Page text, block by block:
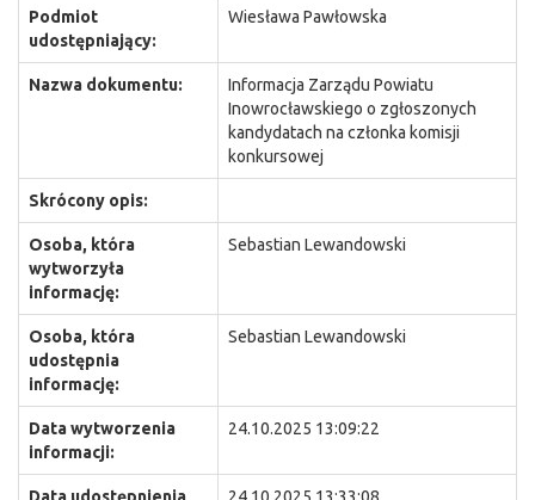
Podmiot
udostępniający:
Wiesława Pawłowska
Nazwa dokumentu:
Informacja Zarządu Powiatu
Inowrocławskiego o zgłoszonych
kandydatach na członka komisji
konkursowej
Skrócony opis:
Osoba, która
wytworzyła
informację:
Sebastian Lewandowski
Osoba, która
udostępnia
informację:
Sebastian Lewandowski
Data wytworzenia
informacji:
24.10.2025 13:09:22